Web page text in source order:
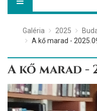
Galéria 2025
A kő marad -
A kő marad -